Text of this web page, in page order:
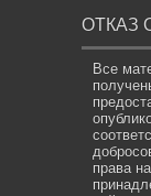
ОТКАЗ
Все
права